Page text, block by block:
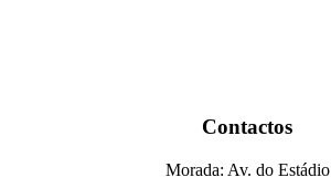
Contactos
Morada: Av. do Estádio